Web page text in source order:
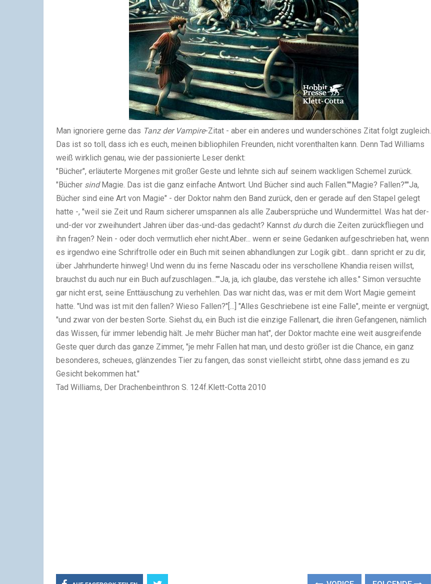
Man ignoriere gerne das Tanz der Vampire-Zitat - aber ein anderes und wunderschönes Zitat folgt zugleich.
Das ist so toll, dass ich es euch, meinen bibliophilen Freunden, nicht vorenthalten kann. Denn Tad Williams
weiß wirklich genau, wie der passionierte Leser denkt:
"Bücher", erläuterte Morgenes mit großer Geste und lehnte sich auf seinem wackligen Schemel zurück.
"Bücher sindMagie. Das ist die ganz einfache Antwort. Und Bücher sind auch Fallen.""Magie? Fallen?""Ja,
Bücher sind eine Art von Magie" - der Doktor nahm den Band zurück, den er gerade auf den Stapel gelegt
hatte -, "weil sie Zeit und Raum sicherer umspannen als alle Zaubersprüche und Wundermittel. Was hat der-
und-der vor zweihundert Jahren über das-und-das gedacht? Kannst dudurch die Zeiten zurückfliegen und
ihn fragen? Nein - oder doch vermutlich eher nicht.Aber... wenn er seine Gedanken aufgeschrieben hat, wenn
es irgendwo eine Schriftrolle oder ein Buch mit seinen abhandlungen zur Logik gibt... dann spricht er zu dir,
über Jahrhunderte hinweg! Und wenn du ins ferne Nascadu oder ins verschollene Khandia reisen willst,
brauchst du auch nur ein Buch aufzuschlagen...""Ja, ja, ich glaube, das verstehe ich alles." Simon versuchte
gar nicht erst, seine Enttäuschung zu verhehlen. Das war nicht das, was er mit dem Wort Magie gemeint
hatte. "Und was ist mit den fallen? Wieso Fallen?"[...] "Alles Geschriebene ist eine Falle", meinte er vergnügt,
"und zwar von der besten Sorte. Siehst du, ein Buch ist die einzige Fallenart, die ihren Gefangenen, nämlich
das Wissen, für immer lebendig hält. Je mehr Bücher man hat", der Doktor machte eine weit ausgreifende
Geste quer durch das ganze Zimmer, "je mehr Fallen hat man, und desto größer ist die Chance, ein ganz
besonderes, scheues, glänzendes Tier zu fangen, das sonst vielleicht stirbt, ohne dass jemand es zu
Gesicht bekommen hat."
Tad Williams, Der Drachenbeinthron S. 124f.Klett-Cotta 2010